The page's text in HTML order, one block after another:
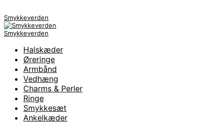
Smykkeverden
Smykkeverden
Halskæder
Øreringe
Armbånd
Vedhæng
Charms & Perler
Ringe
Smykkesæt
Ankelkæder